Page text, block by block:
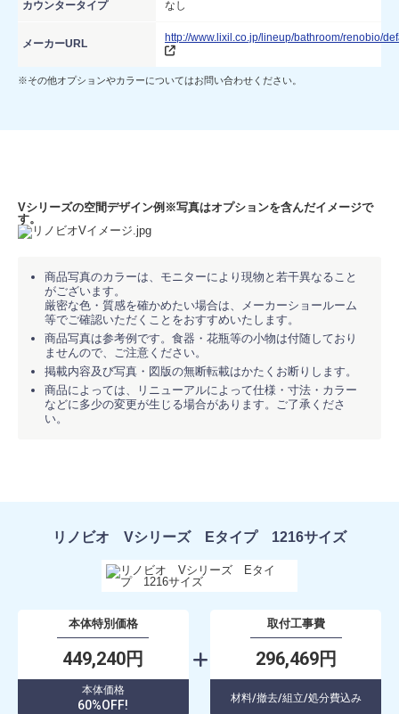
カウンタータイプ なし
メーカーURL http://www.lixil.co.jp/lineup/bathroom/renobio/
※その他オプションやカラーについてはお問い合わせください。
Vシリーズの空間デザイン例 ※写真はオプションを含んだイメージで
す。
商品写真のカラーは、モニターにより現物と若干異なること
がございます。
厳密な色・質感を確かめたい場合は、メーカーショールーム
等でご確認いただくことをおすすめいたします。
商品写真は参考例です。食器・花瓶等の小物は付随しており
ませんので、ご注意ください。
掲載内容及び写真・図版の無断転載はかたくお断りします。
商品によっては、リニューアルによって仕様・寸法・カラー
などに多少の変更が生じる場合があります。ご了承くださ
い。
リノビオ Vシリーズ Eタイプ 1216サイズ
本体特別価格
449,240円
本体価格
60%OFF!
取付工事費
296,469円
材料/撤去/組立/処分費込み